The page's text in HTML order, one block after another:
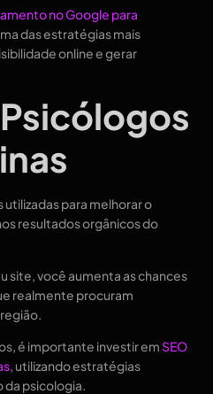
no Google para
das estratégias mais
online e gerar
utilizadas para melhorar o
resultados orgânicos do
site, você aumenta as chances
realmente procuram
é importante investir emSEO
, utilizando estratégias
da psicologia.